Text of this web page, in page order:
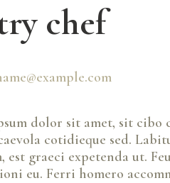
chef
dolor sit amet, sit cibo
cotidieque sed.
est graeci expetenda ut.
eu. Ferri homero